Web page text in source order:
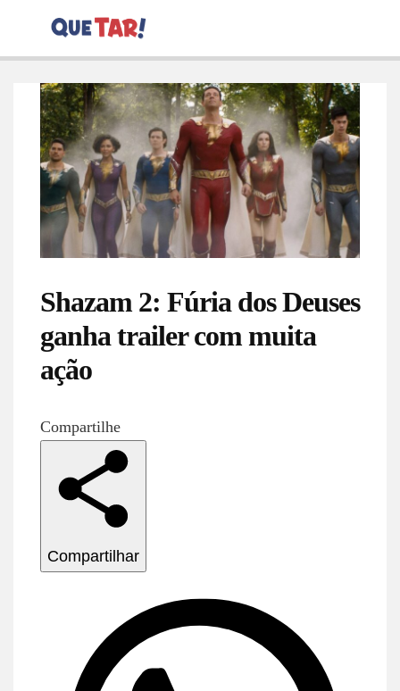
Shazam 2: Fúria dos Deuses
ganha trailer com muita
ação
Compartilhe
Compartilhar